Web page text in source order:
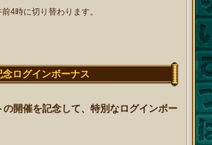
4時に切り替わります。
念ログインボーナス
の開催を記念して、特別なログインボー